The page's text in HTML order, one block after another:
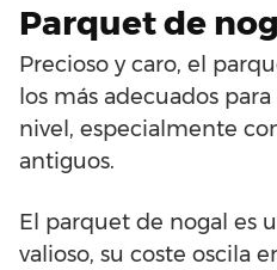
Parquet de
Precioso y caro, el
los más adecuados
nivel, especialmente
antiguos.
El parquet de nogal es
valioso, su coste oscila